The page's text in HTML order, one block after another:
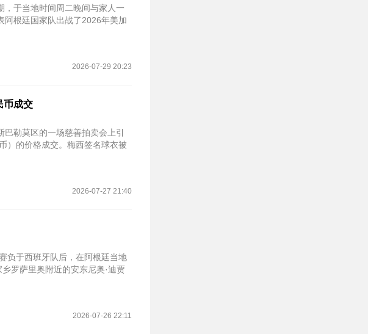
，于当地时间周二晚间与家人一
阿根廷国家队出战了2026年美加
2026-07-29 20:23
币成交
勒莫区的一场慈善拍卖会上引
）的价格成交。梅西签名球衣被
2026-07-27 21:40
负于西班牙队后，在阿根廷当地
罗萨里奥附近的安东尼奥·迪贾
2026-07-26 22:11